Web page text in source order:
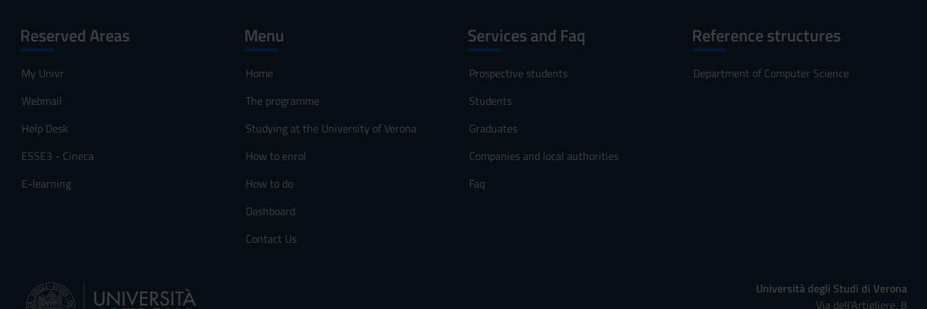
Reserved Areas
My Univr
Webmail
Help Desk
ESSE3 - Cineca
E-learning
Menu
Home
The programme
Studying at the University of Verona
How to enrol
How to do
Dashboard
Contact Us
Services and Faq
Prospective students
Students
Graduates
Companies and local authorities
Faq
Reference structures
Department of Computer Science
Università degli Studi di Verona
Via dell'Artigliere, 8